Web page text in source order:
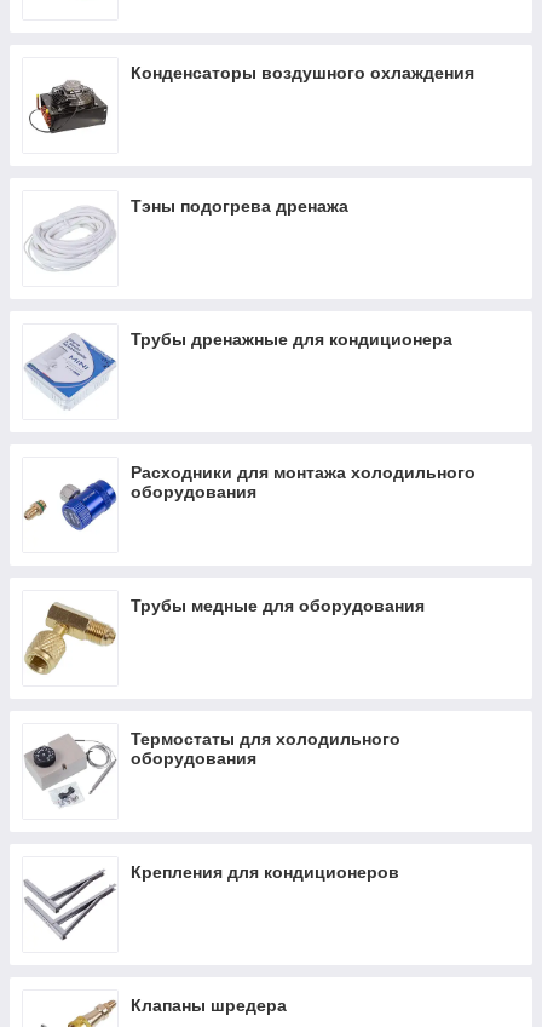
Конденсаторы воздушного охлаждения
Тэны подогрева дренажа
Трубы дренажные для кондиционера
Расходники для монтажа холодильного
оборудования
Трубы медные для оборудования
Термостаты для холодильного
оборудования
Крепления для кондиционеров
Клапаны шредера